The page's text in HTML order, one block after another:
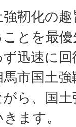
靭化の
とを最
迅速に
市国土
ら、国
ます。